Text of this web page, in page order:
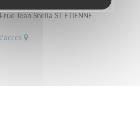
rue Jean Snella ST ETIENNE